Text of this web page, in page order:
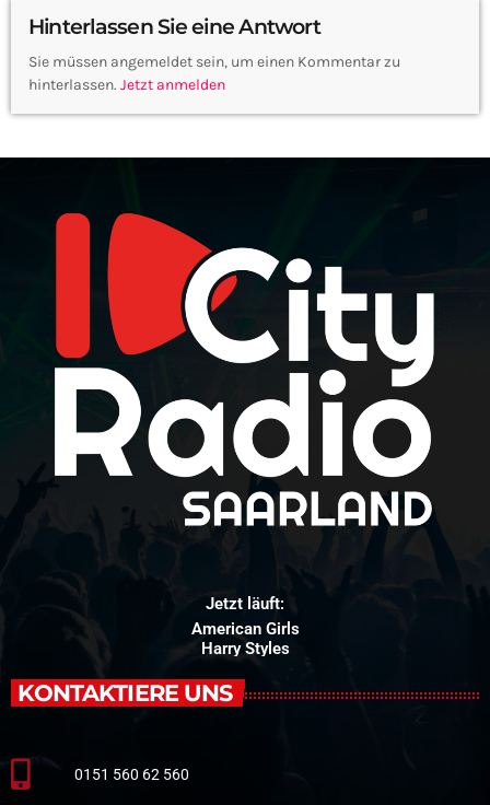
Hinterlassen Sie eine Antwort
Sie müssen angemeldet sein, um einen Kommentar zu
hinterlassen. Jetzt anmelden
Jetzt läuft:
American Girls
Harry Styles
KONTAKTIERE UNS
0151 560 62 560